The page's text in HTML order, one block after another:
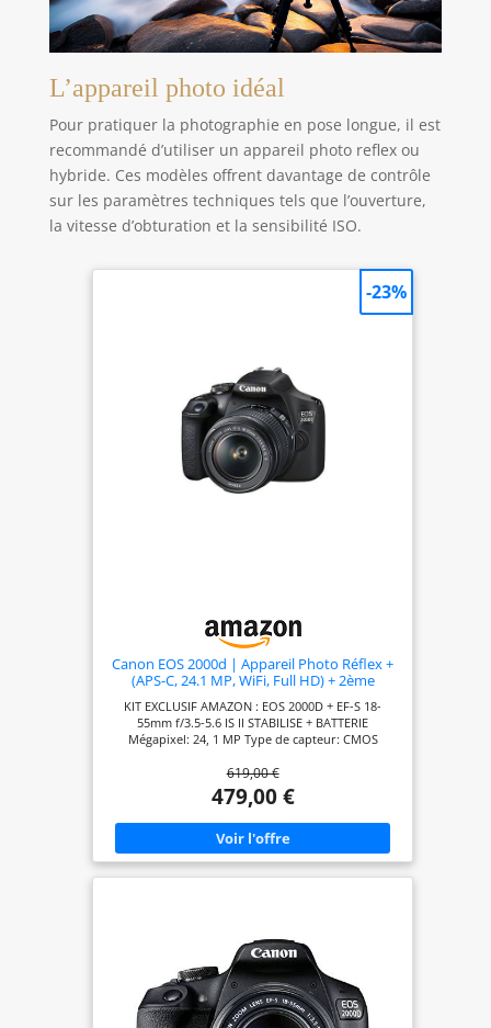
L’appareil photo idéal
Pour pratiquer la photographie en pose longue, il est
recommandé d’utiliser un appareil photo reflex ou
hybride. Ces modèles offrent davantage de contrôle
sur les paramètres techniques tels que l’ouverture,
la vitesse d’obturation et la sensibilité ISO.
Canon EOS 2000d | Appareil Photo Réflex +
(APS-C, 24.1 MP, WiFi, Full HD) + 2ème
II stabilisé - Amazon Exclusive Noir
KIT EXCLUSIF AMAZON : EOS 2000D + EF-S 18-
55mm f/3.5-5.6 IS II STABILISE + BATTERIE
Mégapixel: 24, 1 MP Type de capteur: CMOS
La sensibilité ISO (max): 12800. Longueur focale: 18
- 55 mm. Vitesse maximale d'obturation de la
caméra: 1/4000 s. Wifi. Type HD: Full HD Résolution
vidéo maximale: 1920 x 1080 pixels. Taille de
l'écran: 7, 62 cm (3"). Viseur d'appareil photo:
Optique. PictBridge. Poids: 475 g. Couleur du
produit: Noir
619,00 €
479,00 €
-23%